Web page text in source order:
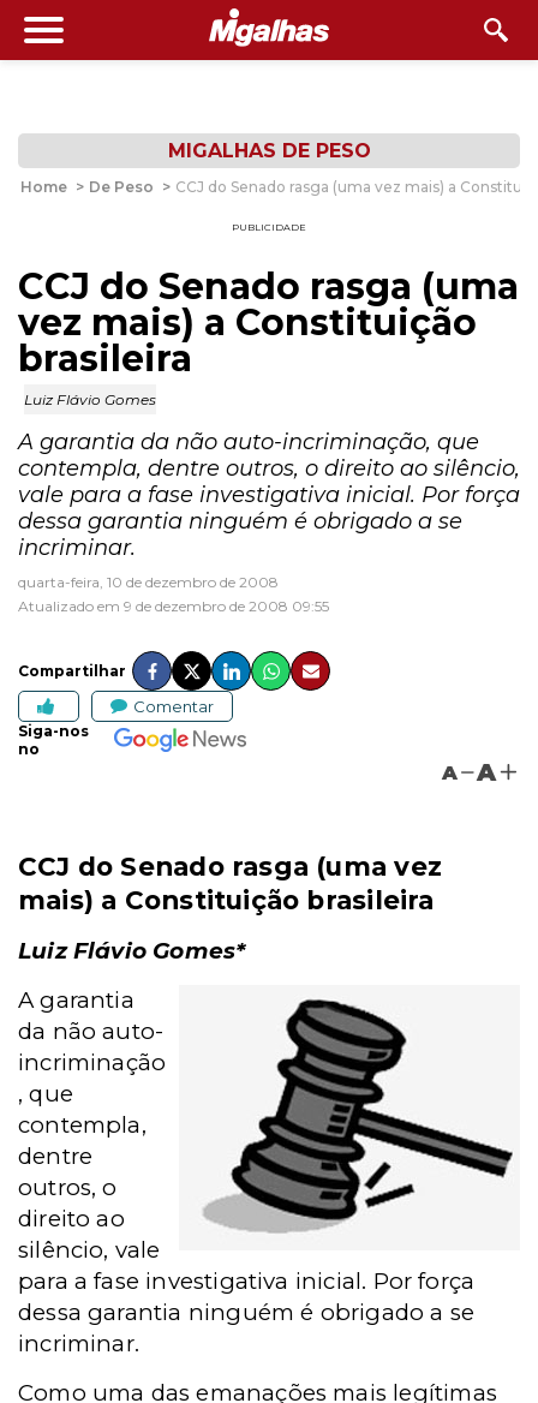
MIGALHAS DE PESO
Home > De Peso > CCJ do Senado rasga (uma vez mais) a
PUBLICIDADE
CCJ do Senado rasga (uma
vez mais) a Constituição
brasileira
Luiz Flávio Gomes
A garantia da não auto-incriminação, que
contempla, dentre outros, o direito ao silêncio,
vale para a fase investigativa inicial. Por força
dessa garantia ninguém é obrigado a se
incriminar.
quarta-feira, 10 de dezembro de 2008
Atualizado em 9 de dezembro de 2008 09:55
Compartilhar
Comentar
Siga-nos
no
A A
CCJ do Senado rasga (uma vez
mais) a Constituição brasileira
Luiz Flávio Gomes*
A garantia
da não auto-
incriminação
, que
contempla,
dentre
outros, o
direito ao
silêncio, vale
para a fase investigativa inicial. Por força
dessa garantia ninguém é obrigado a se
incriminar.
Como uma das emanações mais legítimas